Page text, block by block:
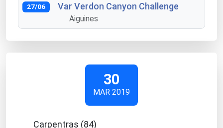
27/06 Var Verdon Canyon Challenge
Aiguines
30
MAR 2019
Carpentras (84)